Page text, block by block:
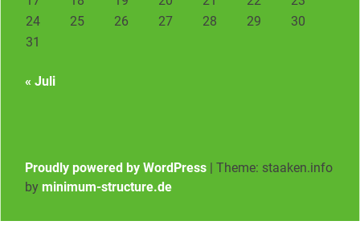
24
25 26 27 28 29
30
31
« Juli
Proudly powered by WordPress | Theme: staaken.info
by minimum-structure.de